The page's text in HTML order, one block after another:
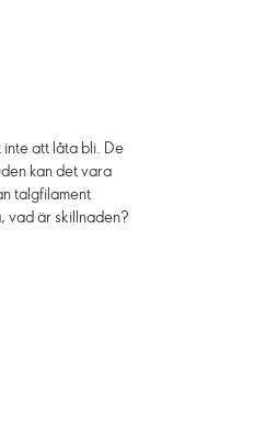
att låta bli. De
kan det vara
talgfilament
vad är skillnaden?